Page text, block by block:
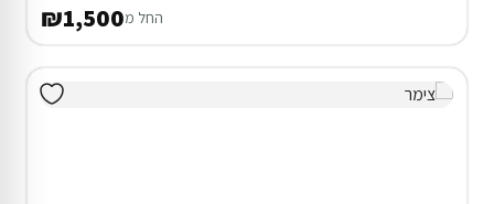
החל מ₪1,500